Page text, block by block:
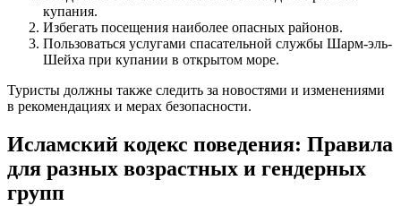
купания.
Избегать посещения наиболее опасных районов.
Пользоваться услугами спасательной службы Шарм-эль-
Шейха при купании в открытом море.
Туристы должны также следить за новостями и изменениями
в рекомендациях и мерах безопасности.
Исламский кодекс поведения: Правила
для разных возрастных и гендерных
групп